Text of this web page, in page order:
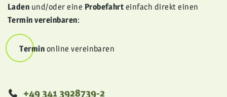
Laden und/oder eine Probefahrt einfach direkt einen
Termin vereinbaren:
Termin online vereinbaren
Telefonisch
+49 341 3928739-2